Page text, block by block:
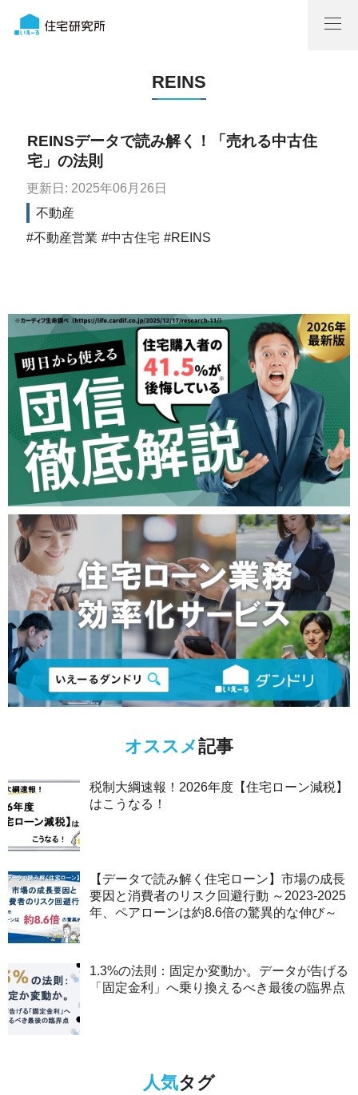
REINS
REINSデータで読み解く！「売れる中古住
宅」の法則
更新日: 2025年06月26日
不動産
不動産営業
中古住宅 REINS
オススメ記事
税制大綱速報！2026年度【住宅ローン減税】
はこうなる！
【データで読み解く住宅ローン】市場の成長
要因と消費者のリスク回避行動 ～2023-2025
年、ペアローンは約8.6倍の驚異的な伸び～
1.3%の法則：固定か変動か。データが告げる
「固定金利」へ乗り換えるべき最後の臨界点
人気タグ